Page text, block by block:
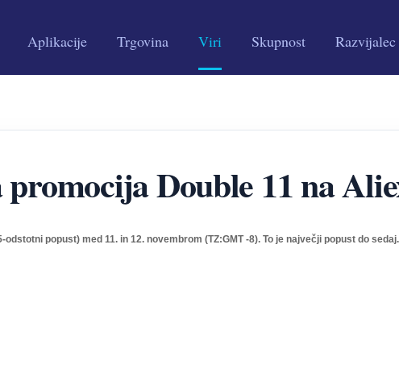
Aplikacije Trgovina Viri Skupnost Razvijalec
Double 11 na
popust) med 11. in 12. novembrom (TZ:GMT -8). To je največji popust do sedaj.